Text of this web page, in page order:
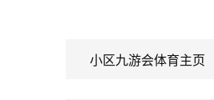
小区九游会体育主页